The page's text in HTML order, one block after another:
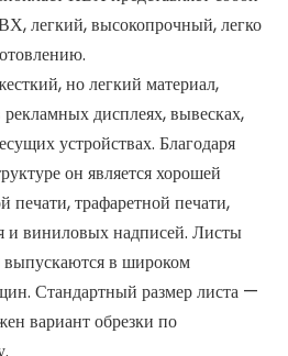
из ПВХ имеет много цветов
красный, желтый, зеленый,
Плита ПВХ для мебели,
порами, пластиковый лист
плита ПВХ Foexex,